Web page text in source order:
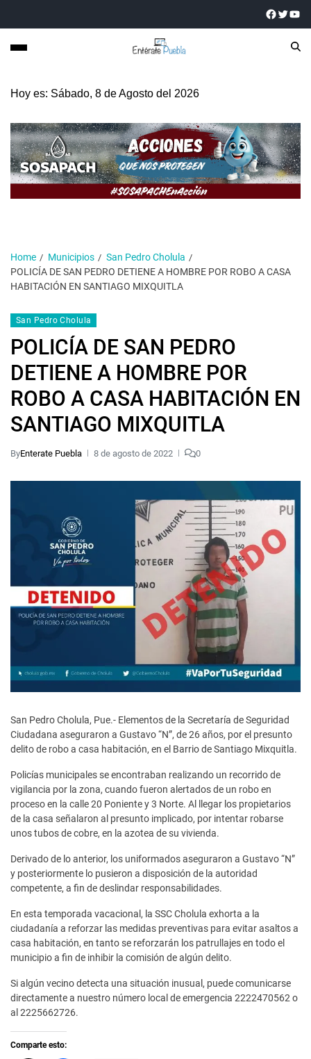
Hoy es: Sábado, 8 de Agosto del 2026
Home Municipios
San Pedro Cholula
POLICÍA DE SAN PEDRO DETIENE A HOMBRE POR ROBO A CASA
HABITACIÓN EN SANTIAGO MIXQUITLA
San Pedro Cholula
POLICÍA DE SAN PEDRO
DETIENE A HOMBRE POR
ROBO A CASA HABITACIÓN EN
SANTIAGO MIXQUITLA
ByEnterate Puebla 8 de agosto de 2022 0
San Pedro Cholula, Pue.- Elementos de la Secretaría de Seguridad
Ciudadana aseguraron a Gustavo “N”, de 26 años, por el presunto
delito de robo a casa habitación, en el Barrio de Santiago Mixquitla.
Policías municipales se encontraban realizando un recorrido de
vigilancia por la zona, cuando fueron alertados de un robo en
proceso en la calle 20 Poniente y 3 Norte. Al llegar los propietarios
de la casa señalaron al presunto implicado, por intentar robarse
unos tubos de cobre, en la azotea de su vivienda.
Derivado de lo anterior, los uniformados aseguraron a Gustavo “N”
y posteriormente lo pusieron a disposición de la autoridad
competente, a fin de deslindar responsabilidades.
En esta temporada vacacional, la SSC Cholula exhorta a la
ciudadanía a reforzar las medidas preventivas para evitar asaltos a
casa habitación, en tanto se reforzarán los patrullajes en todo el
municipio a fin de inhibir la comisión de algún delito.
Si algún vecino detecta una situación inusual, puede comunicarse
directamente a nuestro número local de emergencia 2222470562 o
al 2225662726.
Comparte esto: